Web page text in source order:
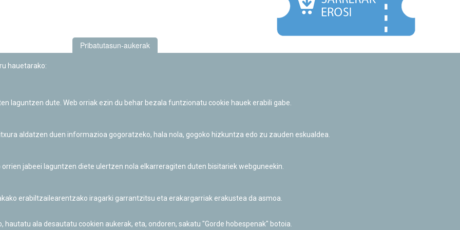
Informazio publikoa eskatzeko baimena
Pribatutasun-aukerak
hauetarako:
laguntzen dute. Web orriak ezin du behar bezala funtzionatu cookie hauek erabili gabe.
aldatzen duen informazioa gogoratzeko, hala nola, gogoko hizkuntza edo zu zauden eskualdea.
jabeei laguntzen diete ulertzen nola elkarreragiten duten bisitariek webguneekin.
erabiltzailearentzako iragarki garrantzitsu eta erakargarriak erakustea da asmoa.
ala desautatu cookien aukerak, eta, ondoren, sakatu "Gorde hobespenak" botoia.